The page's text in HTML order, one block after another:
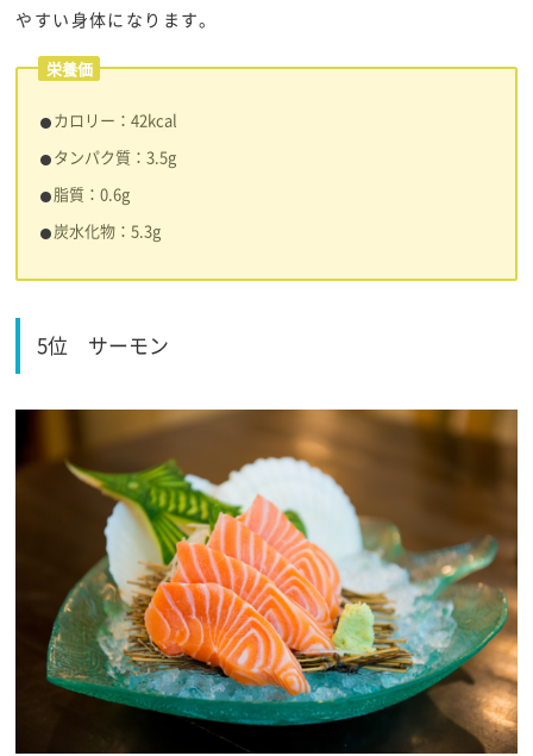
やすい身体になります。
栄養価
​​カロリー：42kcal
タンパク質：3.5g
脂質：0.6g
炭水化物：5.3g
5位 サーモン